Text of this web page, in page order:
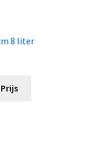
8 liter